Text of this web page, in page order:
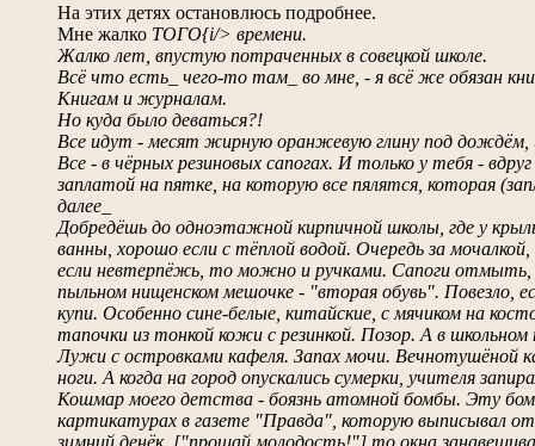
На этих детях остановлюсь подробнее.
Мне жалко ТОГО{i/> времени.
Жалко лет, впустую потраченных в совецкой школе.
Всё что есть_ чего-то там_ во мне, - я всё же обязан
Книгам и журналам.
Но куда было деваться?!
Все идут - месят жирную оранжевую глину под дождём,
Все - в чёрных резиновых сапогах. И только у тебя -
заплатой на пятке, на которую все пялятся, которая
далее_
Добредёшь до одноэтажной кирпичной школы, где у
ванны, хорошо если с тёплой водой. Очередь за
если невтерпёжь, то можно и ручками. Сапоги
пыльном нищенском мешочке - "вторая обувь". Повезло,
купи. Особенно сине-белые, китайские, с мячиком на
тапочки из тонкой кожи с резинкой. Позор. А в
Лужи с островками кафеля. Запах мочи. Вечнотушёной
ноги. А когда на город опускались сумерки, учителя
Кошмар моего детства - боязнь атомной бомбы. Эту
картикатурах в газете "Правда", которую выписывал
зимний денёк, ["прощай молодость!"] то окна